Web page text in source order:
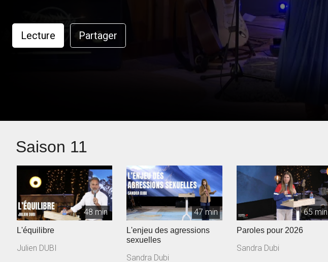
Lecture Partager
Saison 11
48 min
L'équilibre
Julien DUBI
47 min
L'enjeu des agressions
sexuelles
Sandra Dubi
65 min
Paroles pour 2026
Sandra Dubi